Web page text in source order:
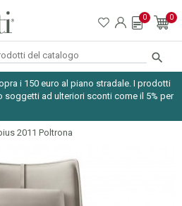

0 0
i 150 euro al piano stradale. I prodotti
soggetti ad ulteriori sconti come il 5% per
2011 Poltrona